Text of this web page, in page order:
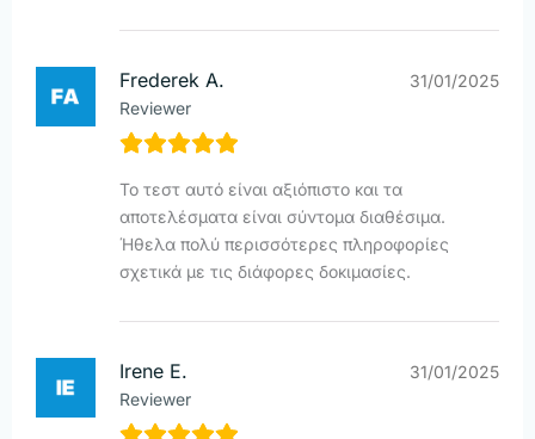
Frederek A.
Reviewer
31/01/2025
Το τεστ αυτό είναι αξιόπιστο και τα
αποτελέσματα είναι σύντομα διαθέσιμα.
Ήθελα πολύ περισσότερες πληροφορίες
σχετικά με τις διάφορες δοκιμασίες.
Irene E.
Reviewer
31/01/2025